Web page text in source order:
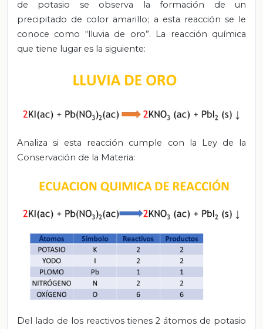
de potasio se observa la formación de un
precipitado de color amarillo; a esta reacción se le
conoce como “lluvia de oro”. La reacción química
que tiene lugar es la siguiente:
Analiza si esta reacción cumple con la Ley de la
Conservación de la Materia:
Del lado de los reactivos tienes 2 átomos de potasio